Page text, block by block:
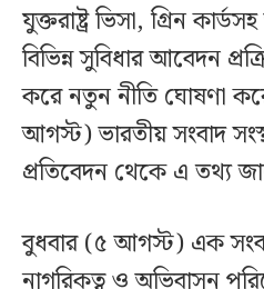
যুক্তরাষ্ট্র ভিসা, গ্রিন
বিভিন্ন সুবিধার আবেদন
করে নতুন নীতি ঘোষণা
আগস্ট) ভারতীয় সংবাদ
প্রতিবেদন থেকে এ তথ্য
বুধবার (৫ আগস্ট) এক